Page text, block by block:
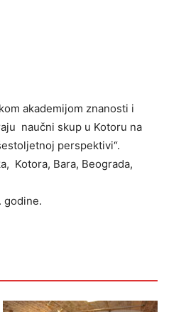
akademijom znanosti i
naučni skup u Kotoru na
perspektivi“.
Kotora, Bara, Beograda,
godine.